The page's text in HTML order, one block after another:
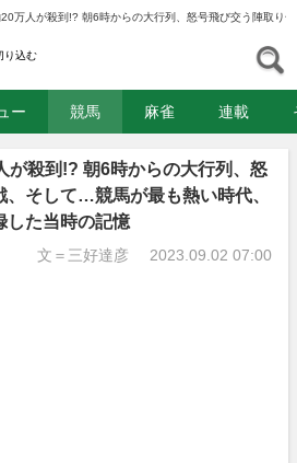
万人が殺到!? 朝6時からの大行列、怒号飛び交う陣取り
り込む
ー 競馬 麻雀 連載
が殺到!? 朝6時からの大行列、怒
、そして…競馬が最も熱い時代、
した当時の記憶
文＝三好達彦 2023.09.02 07:00